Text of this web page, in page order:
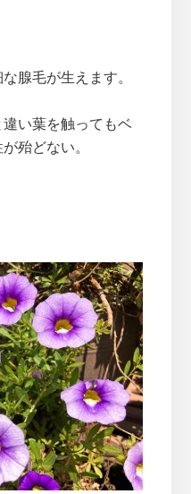
腺毛が生えます。
い葉を触ってもベ
殆どない。